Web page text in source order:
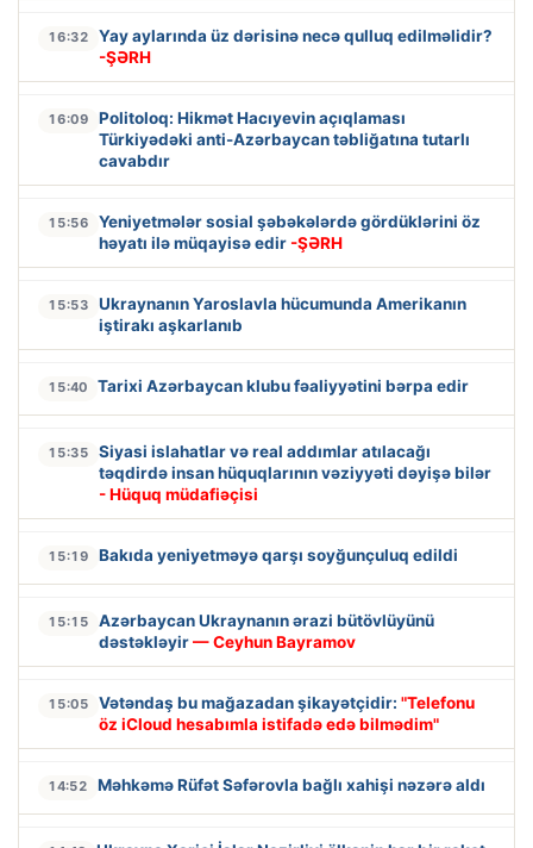
16:32
Yay aylarında üz dərisinə necə qulluq edilməlidir?
-ŞƏRH
16:09
Politoloq: Hikmət Hacıyevin açıqlaması
Türkiyədəki anti-Azərbaycan təbliğatına tutarlı
cavabdır
15:56
Yeniyetmələr sosial şəbəkələrdə gördüklərini öz
həyatı ilə müqayisə edir -ŞƏRH
15:53
Ukraynanın Yaroslavla hücumunda Amerikanın
iştirakı aşkarlanıb
15:40 Tarixi Azərbaycan klubu fəaliyyətini bərpa edir
15:35
Siyasi islahatlar və real addımlar atılacağı
təqdirdə insan hüquqlarının vəziyyəti dəyişə bilər
- Hüquq müdafiəçisi
15:19 Bakıda yeniyetməyə qarşı soyğunçuluq edildi
15:15
Azərbaycan Ukraynanın ərazi bütövlüyünü
dəstəkləyir— Ceyhun Bayramov
15:05 Vətəndaş bu mağazadan şikayətçidir: "Telefonu
öz iCloud hesabımla istifadə edə bilmədim"
14:52 Məhkəmə Rüfət Səfərovla bağlı xahişi nəzərə aldı